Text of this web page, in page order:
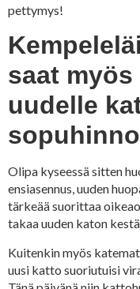
pettymys!
saat
uudelle
Olipa kyseessä sitten
ensiasennus, uuden
tärkeää suorittaa
takaa uuden katon
Kuitenkin myös
uusi katto suoriutuisi